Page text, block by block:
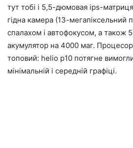
тут тобі і 5,5-дюмовая ips-
гідна камера (13-мегапіксельний
спалахом і автофокусом, а також
акумулятор на 4000 маг.
топовий: helio p10 потягне
мінімальній і середній графіці.